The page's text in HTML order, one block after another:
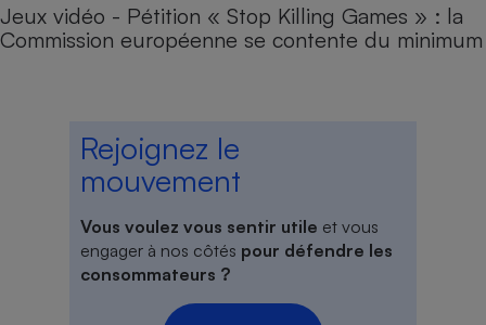
Jeux vidéo - Pétition « Stop Killing Games » : la
Commission européenne se contente du minimum​​​​​​
Rejoignez le
mouvement
Vous voulez vous sentir utile et vous
engager à nos côtés pour défendre les
consommateurs ?